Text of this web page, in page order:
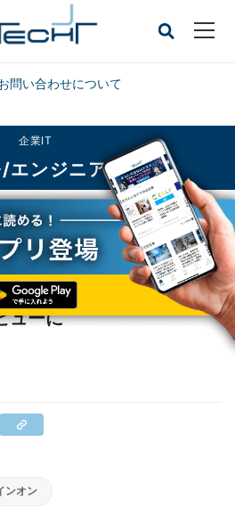
問い合わせについて
CLOSE
企業IT
/エンジニア
ニア
SSOがパブリックプレビューに
macOS向けPlatform SSO
ューに
ンオン